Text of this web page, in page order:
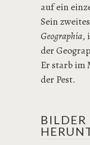
auf ein
Sein
Geographia,
der
Er starb im
der Pest.